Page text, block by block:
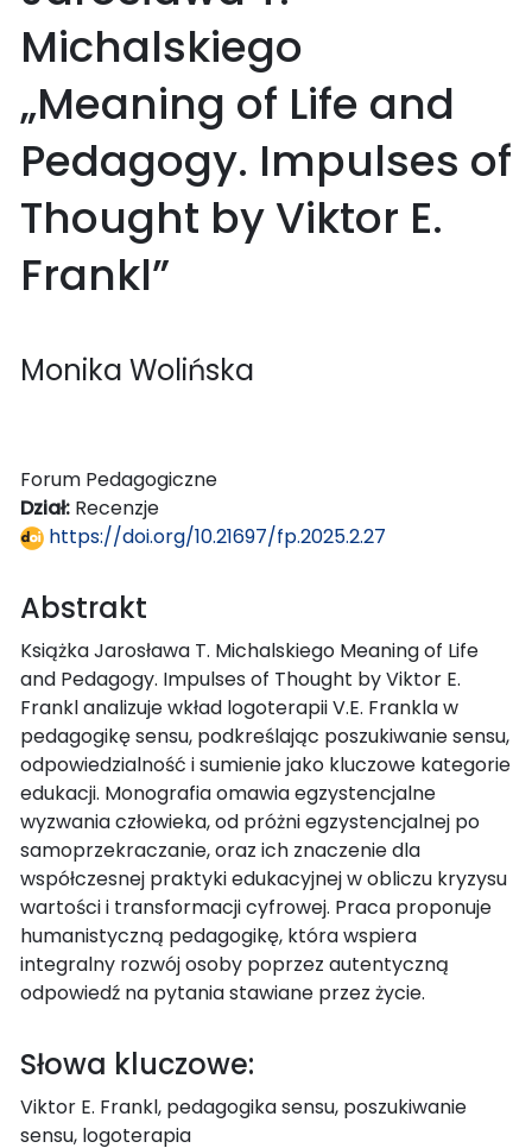
Michalskiego
„Meaning of Life and
Pedagogy. Impulses of
Thought by Viktor E.
Frankl”
Monika Wolińska
Forum Pedagogiczne
Dział: Recenzje
https://doi.org/10.21697/fp.2025.2.27
Abstrakt
Książka Jarosława T. Michalskiego Meaning of Life
and Pedagogy. Impulses of Thought by Viktor E.
Frankl analizuje wkład logoterapii V.E. Frankla w
pedagogikę sensu, podkreślając poszukiwanie sensu,
odpowiedzialność i sumienie jako kluczowe kategorie
edukacji. Monografia omawia egzystencjalne
wyzwania człowieka, od próżni egzystencjalnej po
samoprzekraczanie, oraz ich znaczenie dla
współczesnej praktyki edukacyjnej w obliczu kryzysu
wartości i transformacji cyfrowej. Praca proponuje
humanistyczną pedagogikę, która wspiera
integralny rozwój osoby poprzez autentyczną
odpowiedź na pytania stawiane przez życie.
Słowa kluczowe:
Viktor E. Frankl, pedagogika sensu, poszukiwanie
sensu, logoterapia